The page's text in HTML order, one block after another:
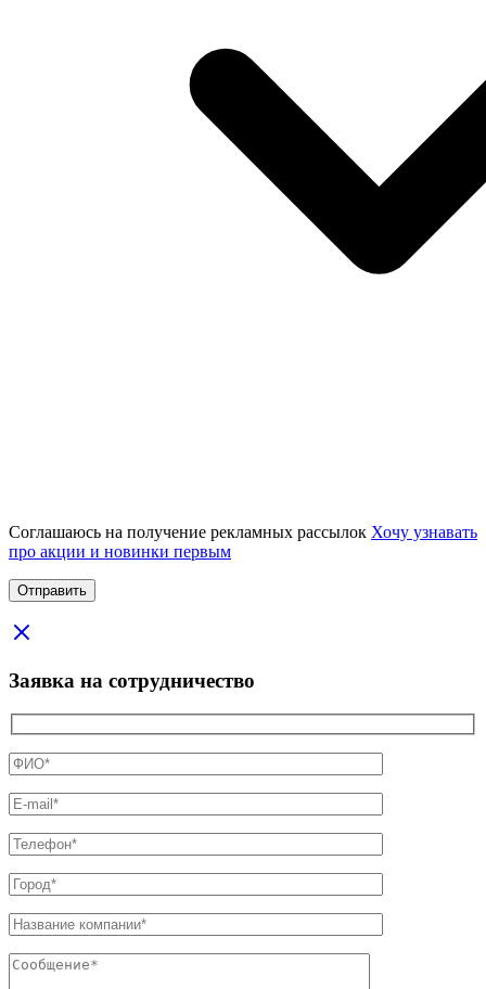
Соглашаюсь на получение рекламных рассылок Хочу узнавать
про акции и новинки первым
Заявка на сотрудничество